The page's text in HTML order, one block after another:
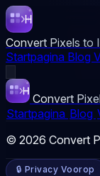
Convert Pixels to
Startpagina Blog
Convert
Startpagina Blog
© 2026 Convert
🔒 Privacy Voorop